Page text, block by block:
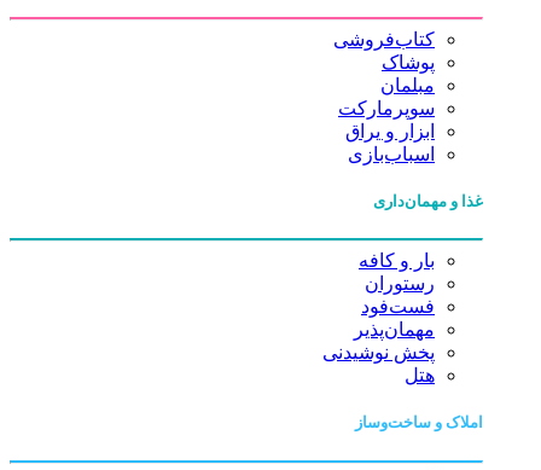
کتاب‌فروشی
پوشاک
مبلمان
سوپرمارکت
ابزار و یراق
اسباب‌بازی
غذا و مهمان‌داری
بار و کافه
رستوران
فست‌فود
مهمان‌پذیر
پخش نوشیدنی
هتل
املاک و ساخت‌وساز